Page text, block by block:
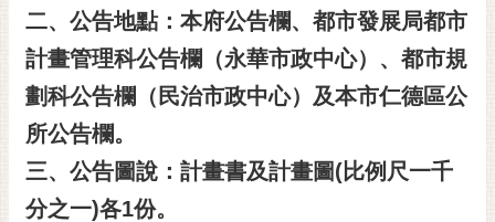
訂
RSS
訂
閱
子
報
二、公告地點：本府公告欄、都市發展局都市
計畫管理科公告欄（永華市政中心）、都市規
劃科公告欄（民治市政中心）及本市仁德區公
所公告欄。
三、公告圖說：計畫書及計畫圖(比例尺一千
分之一)各1份。